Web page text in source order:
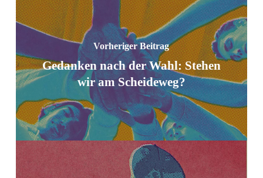
Vorheriger Beitrag
Gedanken nach der Wahl: Stehen
wir am Scheideweg?